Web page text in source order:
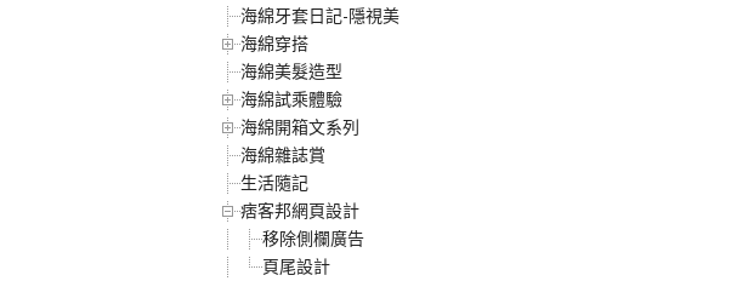
海綿牙套日記-隱視美
海綿穿搭
海綿美髮造型
海綿試乘體驗
海綿開箱文系列
海綿雜誌賞
生活隨記
痞客邦網頁設計
移除側欄廣告
頁尾設計